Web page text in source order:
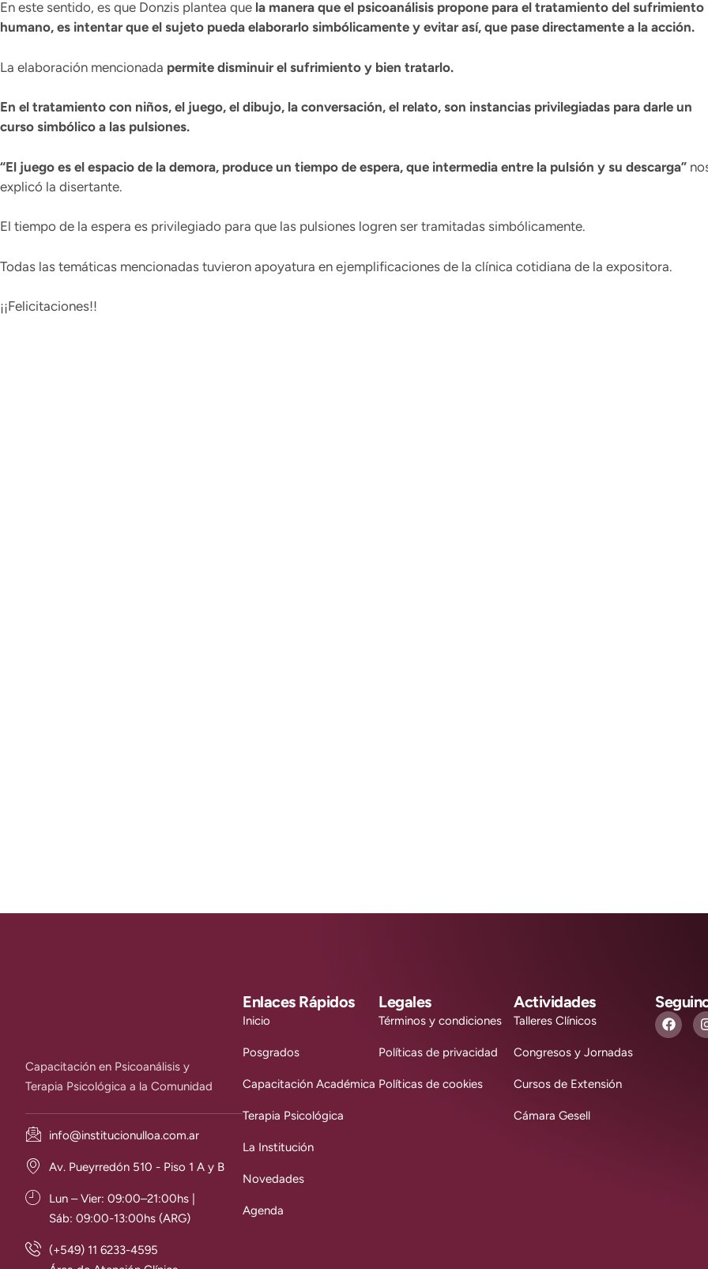
En este sentido, es que Donzis plantea que la manera que el psicoanálisis propone para el tratamiento del sufrimiento
humano, es intentar que el sujeto pueda elaborarlo simbólicamente y evitar así, que pase directamente a la acción.
La elaboración mencionada permite disminuir el sufrimiento y bien tratarlo.
En el tratamiento con niños, el juego, el dibujo, la conversación, el relato, son instancias privilegiadas para darle un
curso simbólico a las pulsiones.
“El juego es el espacio de la demora, produce un tiempo de espera, que intermedia entre la pulsión y su descarga”
explicó la disertante.
El tiempo de la espera es privilegiado para que las pulsiones logren ser tramitadas simbólicamente.
Todas las temáticas mencionadas tuvieron apoyatura en ejemplificaciones de la clínica cotidiana de la expositora.
¡¡Felicitaciones!!
Capacitación en Psicoanálisis y
Terapia Psicológica a la Comunidad
info@institucionulloa.com.ar
Av. Pueyrredón 510 - Piso 1 A y B
Lun – Vier: 09:00–21:00hs |
Sáb: 09:00-13:00hs (ARG)
(+549) 11 6233-4595
Enlaces Rápidos
Inicio
Posgrados
Capacitación Académica
Terapia Psicológica
La Institución
Novedades
Agenda
Legales
Términos y condiciones
Políticas de privacidad
Políticas de cookies
Actividades
Talleres Clínicos
Congresos y Jornadas
Cursos de Extensión
Cámara Gesell